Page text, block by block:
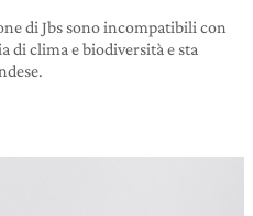
di Jbs sono incompatibili con
di clima e biodiversità e sta